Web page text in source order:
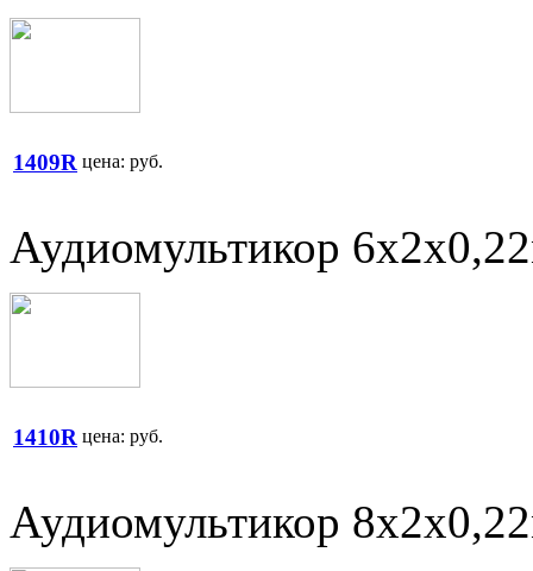
1409R цена: руб.
Аудиомультикор
1410R цена: руб.
Аудиомультикор